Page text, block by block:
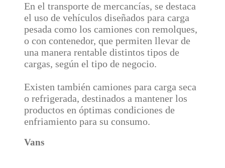
En el transporte de mercancías, se destaca
el uso de vehículos diseñados para carga
pesada como los camiones con remolques,
o con contenedor, que permiten llevar de
una manera rentable distintos tipos de
cargas, según el tipo de negocio.
Existen también camiones para carga seca
o refrigerada, destinados a mantener los
productos en óptimas condiciones de
enfriamiento para su consumo.
Vans